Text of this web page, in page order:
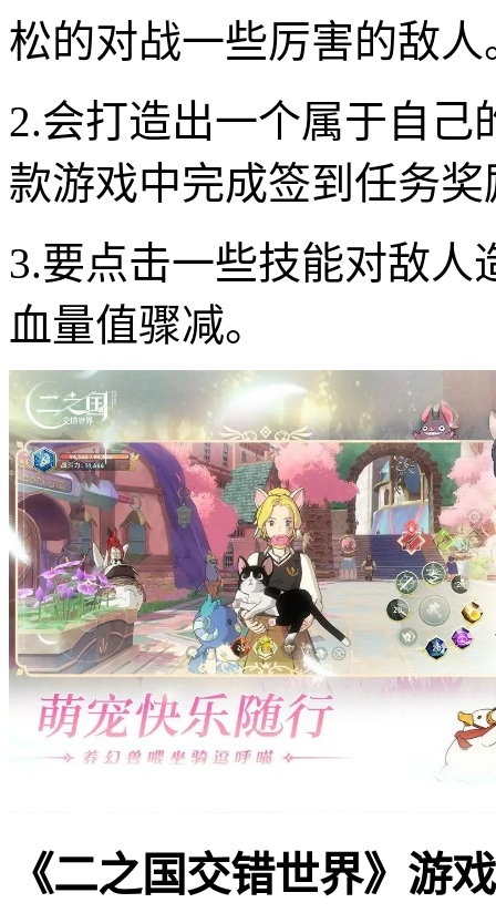
松的对战一些厉害的敌人
2.会打造出一个属于自
款游戏中完成签到任务奖
3.要点击一些技能对敌
血量值骤减。
《二之国交错世界》游